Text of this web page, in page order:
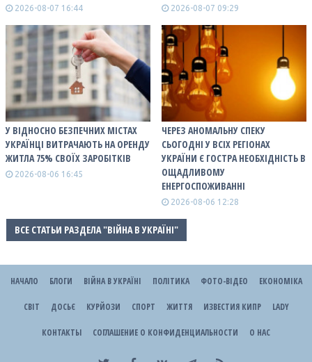
2026-08-07 16:44 2026-08-07 09:29
У ВІДНОСНО БЕЗПЕЧНИХ МІСТАХ
УКРАЇНЦІ ВИТРАЧАЮТЬ НА ОРЕНДУ
ЖИТЛА 75% СВОЇХ ЗАРОБІТКІВ
2026-08-06 16:45
ЧЕРЕЗ АНОМАЛЬНУ СПЕКУ
СЬОГОДНІ У ВСІХ РЕГІОНАХ
УКРАЇНИ Є ГОСТРА НЕОБХІДНІСТЬ В
ОЩАДЛИВОМУ
ЕНЕРГОСПОЖИВАННІ
2026-08-06 12:28
ВСЕ СТАТЬИ РАЗДЕЛА "ВІЙНА В УКРАЇНІ"
НАЧАЛО БЛОГИ ВІЙНА В УКРАЇНІ ПОЛІТИКА ФОТО-ВІДЕО ЕКОНОМІКА
СВІТ ДОСЬЄ КУРЙОЗИ СПОРТ ЖИТТЯ ИЗВЕСТИЯ КИПР LADY
КОНТАКТЫ СОГЛАШЕНИЕ О КОНФИДЕНЦИАЛЬНОСТИ О НАС